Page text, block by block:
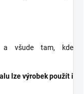
a všude tam, kde
lze výrobek použít i